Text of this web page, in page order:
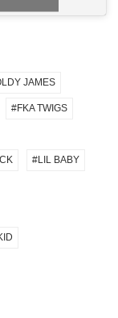
JAMES
FKA TWIGS
LIL BABY